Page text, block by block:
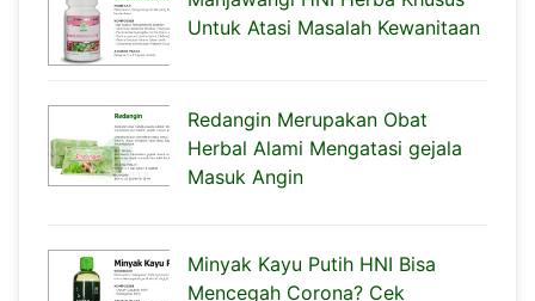
Untuk Atasi Masalah Kewanitaan
Redangin Merupakan Obat
Herbal Alami Mengatasi gejala
Masuk Angin
Minyak Kayu Putih HNI Bisa
Mencegah Corona? Cek